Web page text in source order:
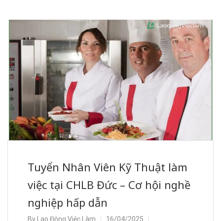
Tuyển Nhân Viên Kỹ Thuật làm
việc tại CHLB Đức – Cơ hội nghề
nghiệp hấp dẫn
By Lao Động Việc Làm
16/04/2025